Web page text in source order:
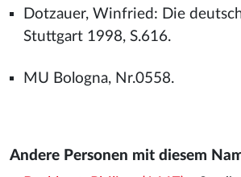
Dotzauer, Winfried: Die
Stuttgart 1998, S.616.
MU Bologna, Nr.0558.
Andere Personen mit diesem